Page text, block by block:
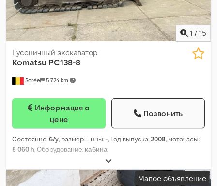
1 / 15
Sorée 5 724 km
Гусеничный экскаватор
Komatsu PC138-8
цене
Позвонить
Состояние:б/у, размер шины:-, Год выпуска:2008, моточасы:
8 060 h, Оборудование: кабина,
Малое объявление